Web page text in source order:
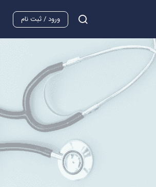
ورود / ثبت نام